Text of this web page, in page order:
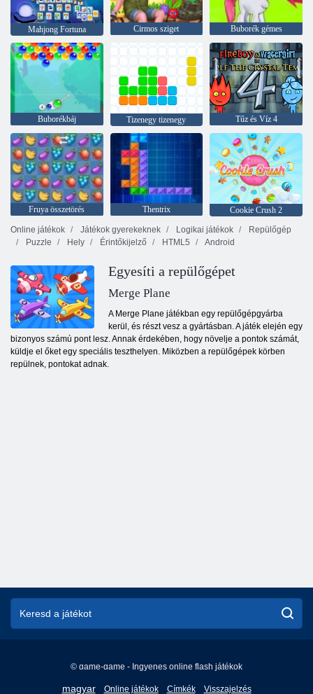
Mahjong Fortuna Cirmos sziget Buborék gémes
Buborékbáj Tizenegy tizenegy Tűz és Víz 4
Fruya összetörés Thentrix
Cookie Crush 2
Online játékok
Játékok gyerekeknek Logikai játékok
Repülőgép
Puzzle
Hely Érintőkijelző HTML5 Android
Egyesíti a repülőgépet
Merge Plane
A Merge Plane játékban egy repülőgépgyárba
kerül, és részt vesz a gyártásban. A játék elején egy
bizonyos számú pont lesz. Annak érdekében, hogy növelje a pontok számát,
küldje el őket egy speciális teszthelyen. Miközben a repülőgépek körben
repülnek, pontokat adnak.
© game-game - Ingyenes online flash játékok
magyar Online játékok Címkék Visszajelzés